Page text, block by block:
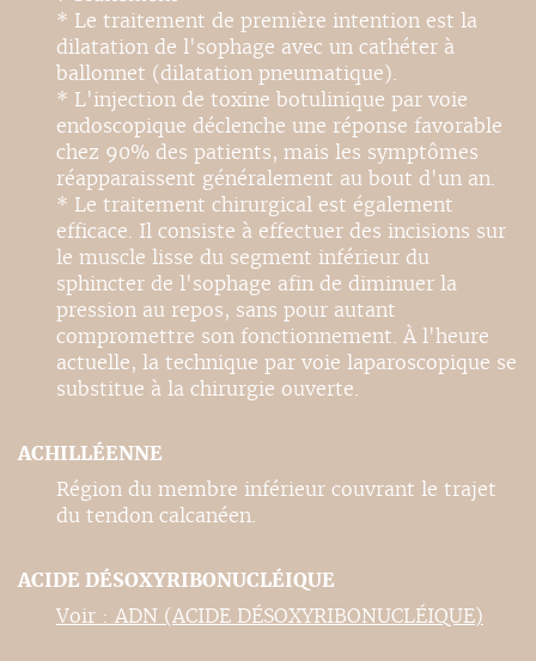
* Le traitement de première intention est la
dilatation de l'sophage avec un cathéter à
ballonnet (dilatation pneumatique).
* L'injection de toxine botulinique par voie
endoscopique déclenche une réponse favorable
chez 90% des patients, mais les symptômes
réapparaissent généralement au bout d'un an.
* Le traitement chirurgical est également
efficace. Il consiste à effectuer des incisions sur
le muscle lisse du segment inférieur du
sphincter de l'sophage afin de diminuer la
pression au repos, sans pour autant
compromettre son fonctionnement. À l'heure
actuelle, la technique par voie laparoscopique se
substitue à la chirurgie ouverte.
ACHILLÉENNE
Région du membre inférieur couvrant le trajet
du tendon calcanéen.
ACIDE DÉSOXYRIBONUCLÉIQUE
Voir : ADN (ACIDE DÉSOXYRIBONUCLÉIQUE)